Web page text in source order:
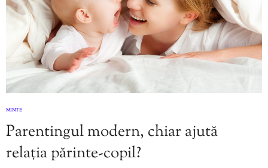
MINTE
Parentingul modern, chiar ajută
relația părinte-copil?